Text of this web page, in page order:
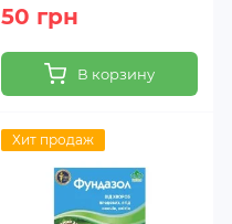
50 грн
В корзину
Хит продаж